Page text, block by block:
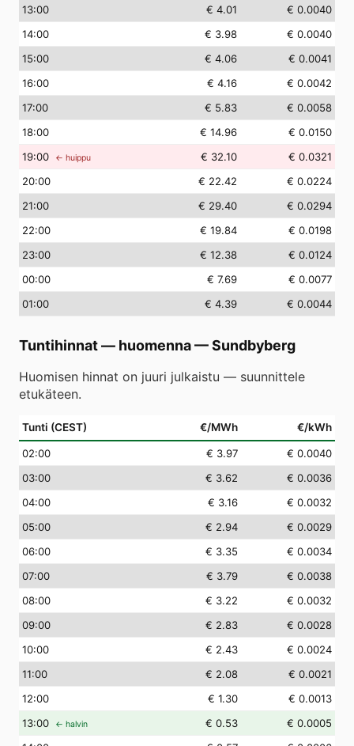
13:00 € 4.01
€ 0.0040
14:00 € 3.98
€ 0.0040
15:00 € 4.06
€ 0.0041
16:00 € 4.16
€ 0.0042
17:00 € 5.83
€ 0.0058
18:00 € 14.96
€ 0.0150
19:00 ← huippu € 32.10
€ 0.0321
20:00 € 22.42
€ 0.0224
21:00 € 29.40
€ 0.0294
22:00 € 19.84
€ 0.0198
23:00 € 12.38
€ 0.0124
00:00 € 7.69
€ 0.0077
01:00 € 4.39 € 0.0044
Tuntihinnat — huomenna—Sundbyberg
Huomisen hinnat on juuri julkaistu — suunnittele
etukäteen.
Tunti (CEST) €/MWh €/kWh
02:00 € 3.97
€ 0.0040
03:00 € 3.62
€ 0.0036
04:00 € 3.16
€ 0.0032
05:00 € 2.94
€ 0.0029
06:00 € 3.35
€ 0.0034
07:00 € 3.79
€ 0.0038
08:00 € 3.22
€ 0.0032
09:00 € 2.83
€ 0.0028
10:00 € 2.43
€ 0.0024
11:00 € 2.08
€ 0.0021
12:00 € 1.30
€ 0.0013
13:00 ← halvin € 0.53
€ 0.0005